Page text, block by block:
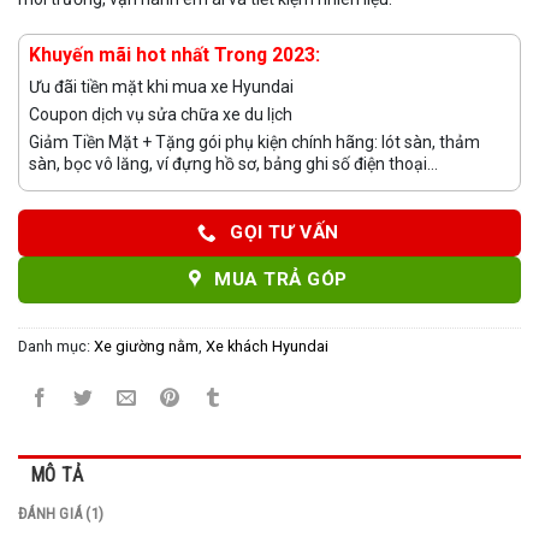
Khuyến mãi hot nhất Trong 2023:
Ưu đãi tiền mặt khi mua xe Hyundai
Coupon dịch vụ sửa chữa xe du lịch
Giảm Tiền Mặt + Tặng gói phụ kiện chính hãng: lót sàn, thảm
sàn, bọc vô lăng, ví đựng hồ sơ, bảng ghi số điện thoại...
GỌI TƯ VẤN
MUA TRẢ GÓP
Danh mục: Xe giường nằm, Xe khách Hyundai
MÔ TẢ
ĐÁNH GIÁ (1)